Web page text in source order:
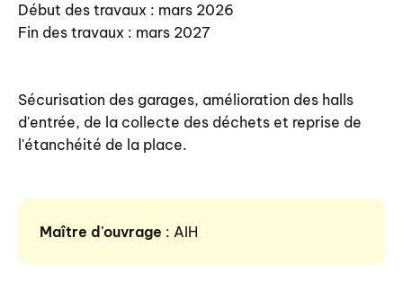
Début des travaux : mars 2026
Fin des travaux : mars 2027
Sécurisation des garages, amélioration des halls
d'entrée, de la collecte des déchets et reprise de
l'étanchéité de la place.
Maître d'ouvrage : AIH